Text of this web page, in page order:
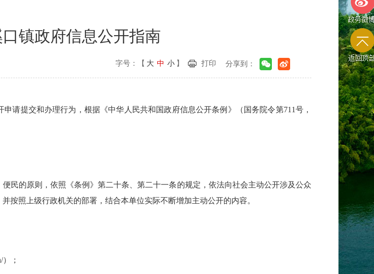
镇政府信息公开指南
字号：【 大 中 小 】 打印 分享到：
请提交和办理行为，根据《中华人民共和国政府信息公开条例》（国务院令第711号，
民的原则，依照《条例》第二十条、第二十一条的规定，依法向社会主动公开涉及公众
按照上级行政机关的部署，结合本单位实际不断增加主动公开的内容。
；
政务微
返回顶